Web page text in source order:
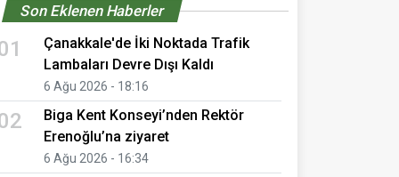
Son Eklenen Haberler
Çanakkale'de İki Noktada Trafik
Lambaları Devre Dışı Kaldı
6 Ağu 2026 - 18:16
Biga Kent Konseyi’nden Rektör
Erenoğlu’na ziyaret
6 Ağu 2026 - 16:34